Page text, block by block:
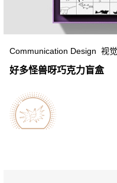
Communication Design 视
好多怪兽呀巧克力盲盒